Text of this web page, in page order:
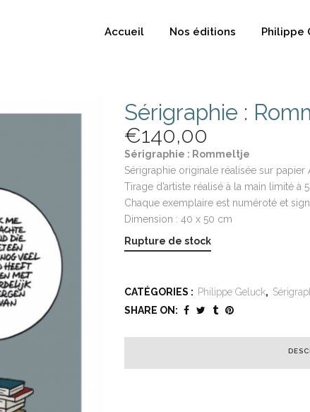
Accueil Nos éditions Philippe
Sérigraphie :
€140,00
Sérigraphie : Rommeltje
Sérigraphie originale réalisée sur papier
Tirage d’artiste réalisé à la main limité à
Chaque exemplaire est numéroté et
Dimension : 40 x 50 cm
Rupture de stock
CATÉGORIES : Philippe Geluck,
SHARE ON: